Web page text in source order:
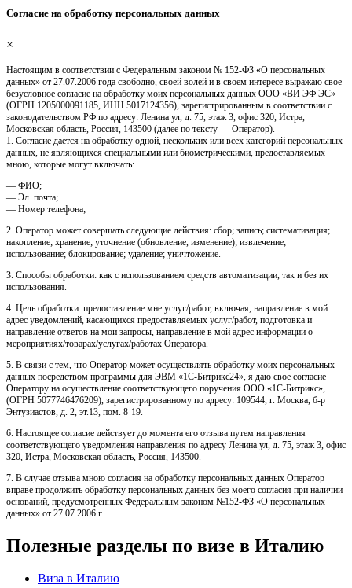
Согласие на обработку персональных данных
×
Настоящим в соответствии с Федеральным законом № 152-ФЗ «О персональных
данных» от 27.07.2006 года свободно, своей волей и в своем интересе выражаю свое
безусловное согласие на обработку моих персональных данных ООО «ВИ ЭФ ЭС»
(ОГРН 1205000091185, ИНН 5017124356), зарегистрированным в соответствии с
законодательством РФ по адресу: Ленина ул, д. 75, этаж 3, офис 320, Истра,
Московская область, Россия, 143500 (далее по тексту — Оператор).
1. Согласие дается на обработку одной, нескольких или всех категорий персональных
данных, не являющихся специальными или биометрическими, предоставляемых
мною, которые могут включать:
— ФИО;
— Эл. почта;
— Номер телефона;
2. Оператор может совершать следующие действия: сбор; запись; систематизация;
накопление; хранение; уточнение (обновление, изменение); извлечение;
использование; блокирование; удаление; уничтожение.
3. Способы обработки: как с использованием средств автоматизации, так и без их
использования.
4. Цель обработки: предоставление мне услуг/работ, включая, направление в мой
адрес уведомлений, касающихся предоставляемых услуг/работ, подготовка и
направление ответов на мои запросы, направление в мой адрес информации о
мероприятиях/товарах/услугах/работах Оператора.
5. В связи с тем, что Оператор может осуществлять обработку моих персональных
данных посредством программы для ЭВМ «1С-Битрикс24», я даю свое согласие
Оператору на осуществление соответствующего поручения ООО «1С-Битрикс»,
(ОГРН 5077746476209), зарегистрированному по адресу: 109544, г. Москва, б-р
Энтузиастов, д. 2, эт.13, пом. 8-19.
6. Настоящее согласие действует до момента его отзыва путем направления
соответствующего уведомления направления по адресу Ленина ул, д. 75, этаж 3, офис
320, Истра, Московская область, Россия, 143500.
7. В случае отзыва мною согласия на обработку персональных данных Оператор
вправе продолжить обработку персональных данных без моего согласия при наличии
оснований, предусмотренных Федеральным законом №152-ФЗ «О персональных
данных» от 27.07.2006 г.
Полезные разделы по визе в Италию
Виза в Италию